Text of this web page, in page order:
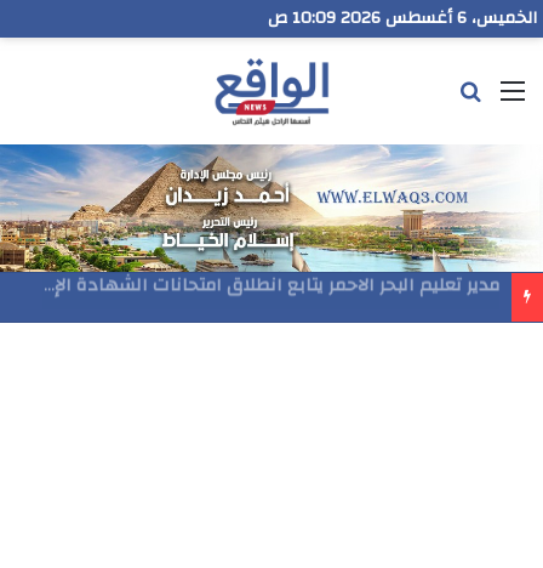
الخميس، 6 أغسطس 2026 10:10 ص
القائمة
مدير تعليم البحر الاحمر يتابع انطلاق امتحانات الشهادة الإعدادية ويؤكد: الانضباط